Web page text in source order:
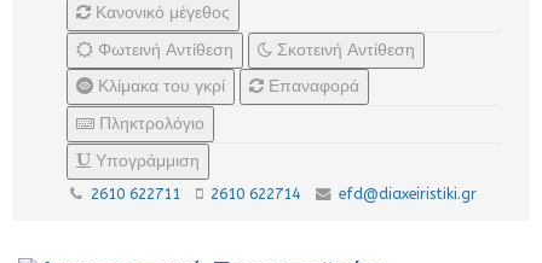
Κανονικό μέγεθος
Φωτεινή Αντίθεση
Σκοτεινή Αντίθεση
Κλίμακα του γκρί
Επαναφορά
Πληκτρολόγιο
Υπογράμμιση
2610 622711 2610 622714 efd@diaxeiristiki.gr